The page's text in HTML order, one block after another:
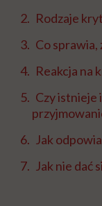
Rodzaje
Co
Reakcja na
Czy istnieje
Jak
Jak nie dać